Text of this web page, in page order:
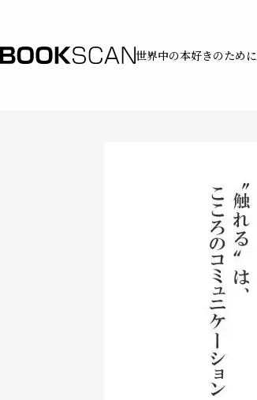
世界中の本好きのために